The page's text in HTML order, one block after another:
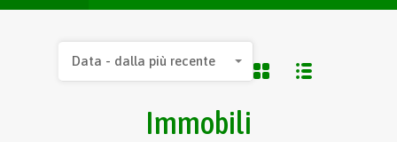
Immobili
Data - dalla più recente